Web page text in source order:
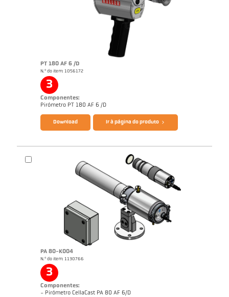
PT 180 AF 6 /D
N.º do item: 1056172
3
Componentes:
Pirómetro PT 180 AF 6 /D
Catálogo CellaCast PA80 PT180
Download Ir à página do produto
PA 80-K004
N.º do item: 1130766
3
Componentes:
- Pirómetro CellaCast PA 80 AF 6/D